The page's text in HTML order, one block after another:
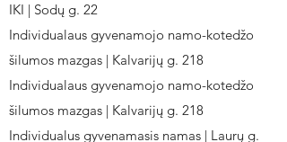
IKI | Sodų g. 22
Individualaus gyvenamojo namo-kotedžo
šilumos mazgas | Kalvarijų g. 218
Individualaus gyvenamojo namo-kotedžo
šilumos mazgas | Kalvarijų g. 218
Individualus gyvenamasis namas | Laurų g.